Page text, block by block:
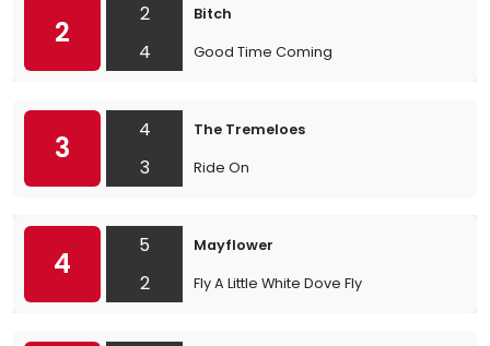
2
2
4
Bitch
Good Time Coming
3
4
3
The Tremeloes
Ride On
4
5
2
Mayflower
Fly A Little White Dove Fly